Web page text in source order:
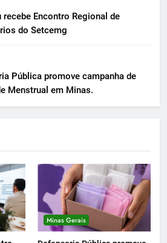
recebe Encontro Regional de
do Setcemg
Pública promove campanha de
Menstrual em Minas.
Minas Gerais